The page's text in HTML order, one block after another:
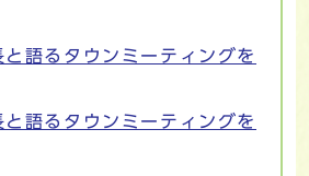
語るタウンミーティングを
語るタウンミーティングを